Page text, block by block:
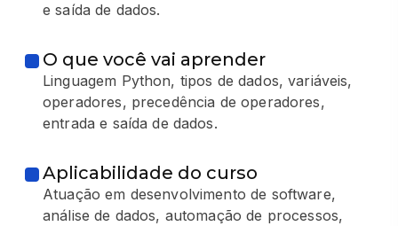
e saída de dados.
O que você vai aprender
Linguagem Python, tipos de dados, variáveis,
operadores, precedência de operadores,
entrada e saída de dados.
Aplicabilidade do curso
Atuação em desenvolvimento de software,
análise de dados, automação de processos,